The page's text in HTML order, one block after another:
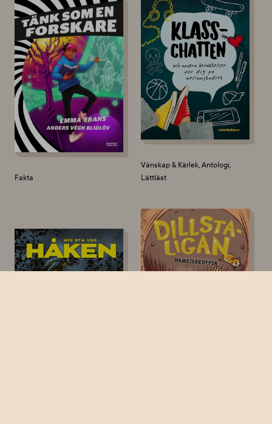
Fakta
Vänskap & Kärlek, Antologi,
Lättläst